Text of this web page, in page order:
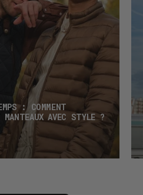
: COMMENT
MANTEAUX AVEC STYLE ?